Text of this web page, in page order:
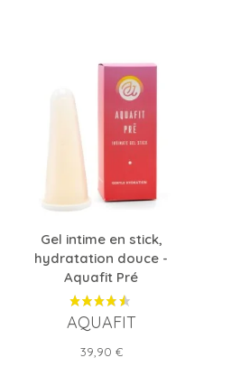
Gel intime en stick,
hydratation douce -
Aquafit Pré
AQUAFIT
Prix
39,90 €